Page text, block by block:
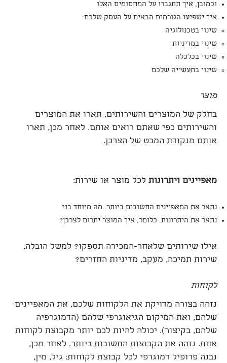
וכמובן, איך תתגברו על המחסומים האלו
איך ישפיעו הגורמים הבאים על העסק שלכם:
שינוי בטכנולוגיה
שינוי במדיניות
שינוי בכלכלה
שינוי בתעשייה שלכם
מוצר
בחלק של המוצרים והשירותים, תארו את המוצרים
והשירותים כפי שאתם רואים אותם. לאחר מכן, תארו
אותם מנקודת המבט של הצרכן.
מאפיינים ויתרונות לכל מוצר או שירות:
נתאר את המאפיינים החשובים ביותר. מה מיוחד בו?
נתאר את היתרונות. כלומר, איך המוצר יתרום לצרכן?
אילו שירותים שלאחר-המכירה תספקו? למשל הובלה,
שירות תמיכה, מעקב, מדיניות החזרים?
לקוחות
נזהה בצורה מדויקת את הלקוחות שלכם, את המאפיינים
שלהם, ואת המיקום הגיאוגרפי שלהם (הדמוגרפיה
שלהם, בקיצור). יכולה להיות לכם יותר מקבוצת לקוחות
אחת. נזהה את הקבוצות החשובות ביותר. לאחר מכן,
נבנה פרופיל דמוגרפי לכל קבוצת לקוחות: גיל, מין,